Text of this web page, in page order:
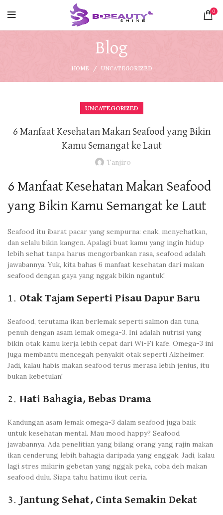
0
Blog
HOME UNCATEGORIZED
UNCATEGORIZED
6 Manfaat Kesehatan Makan Seafood yang Bikin
Kamu Semangat ke Laut
Tanjiro
6 Manfaat Kesehatan Makan Seafood
yang Bikin Kamu Semangat ke Laut
Seafood itu ibarat pacar yang sempurna: enak, menyehatkan,
dan selalu bikin kangen. Apalagi buat kamu yang ingin hidup
lebih sehat tanpa harus mengorbankan rasa, seafood adalah
jawabannya. Yuk, kita bahas 6 manfaat kesehatan dari makan
seafood dengan gaya yang nggak bikin ngantuk!
1. Otak Tajam Seperti Pisau Dapur Baru
Seafood, terutama ikan berlemak seperti salmon dan tuna,
penuh dengan asam lemak omega-3. Ini adalah nutrisi yang
bikin otak kamu kerja lebih cepat dari Wi-Fi kafe. Omega-3 ini
juga membantu mencegah penyakit otak seperti Alzheimer.
Jadi, kalau habis makan seafood terus merasa lebih jenius, itu
bukan kebetulan!
2. Hati Bahagia, Bebas Drama
Kandungan asam lemak omega-3 dalam seafood juga baik
untuk kesehatan mental. Mau mood happy? Seafood
jawabannya. Ada penelitian yang bilang orang yang rajin makan
ikan cenderung lebih bahagia daripada yang enggak. Jadi, kalau
lagi stres mikirin gebetan yang nggak peka, coba deh makan
seafood dulu. Siapa tahu hatimu ikut ceria.
3. Jantung Sehat, Cinta Semakin Dekat